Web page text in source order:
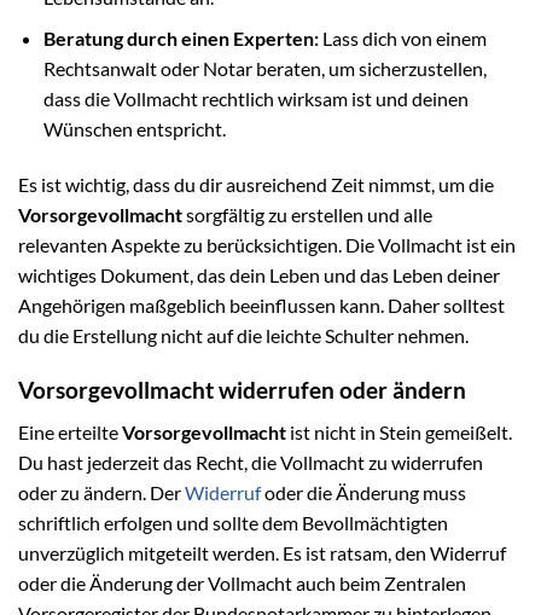
Beratung durch einen Experten:Lass dich von einem
Rechtsanwalt oder Notar beraten, um sicherzustellen,
dass die Vollmacht rechtlich wirksam ist und deinen
Wünschen entspricht.
Es ist wichtig, dass du dir ausreichend Zeit nimmst, um die
Vorsorgevollmachtsorgfältig zu erstellen und alle
relevanten Aspekte zu berücksichtigen. Die Vollmacht ist ein
wichtiges Dokument, das dein Leben und das Leben deiner
Angehörigen maßgeblich beeinflussen kann. Daher solltest
du die Erstellung nicht auf die leichte Schulter nehmen.
Vorsorgevollmacht widerrufen oder ändern
Eine erteilteVorsorgevollmacht ist nicht in Stein gemeißelt.
Du hast jederzeit das Recht, die Vollmacht zu widerrufen
oder zu ändern. DerWiderrufoder die Änderung muss
schriftlich erfolgen und sollte dem Bevollmächtigten
unverzüglich mitgeteilt werden. Es ist ratsam, den Widerruf
oder die Änderung der Vollmacht auch beim Zentralen